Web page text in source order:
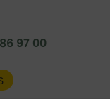
97 00